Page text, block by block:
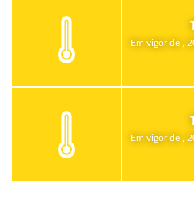
Em vigor de ,
Em vigor de ,